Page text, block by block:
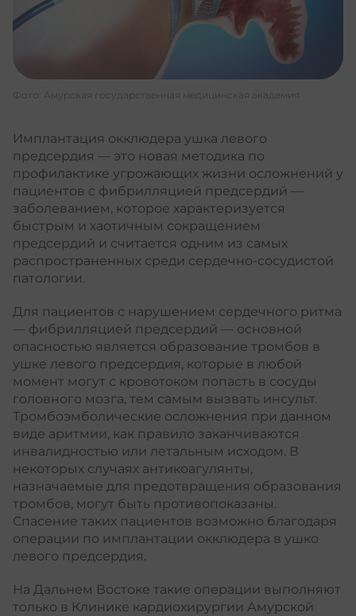
Фото: Амурская государственная медицинская академия
Имплантация окклюдера ушка левого
предсердия — это новая методика по
профилактике угрожающих жизни осложнений у
пациентов с фибрилляцией предсердий —
заболеванием, которое характеризуется
быстрым и хаотичным сокращением
предсердий и считается одним из самых
распространенных среди сердечно-сосудистой
патологии.
Для пациентов с нарушением сердечного ритма
— фибрилляцией предсердий — основной
опасностью является образование тромбов в
ушке левого предсердия, которые в любой
момент могут с кровотоком попасть в сосуды
головного мозга, тем самым вызвать инсульт.
Тромбоэмболические осложнения при данном
виде аритмии, как правило заканчиваются
инвалидностью или летальным исходом. В
некоторых случаях антикоагулянты,
назначаемые для предотвращения образования
тромбов, могут быть противопоказаны.
Спасение таких пациентов возможно благодаря
операции по имплантации окклюдера в ушко
левого предсердия.
На Дальнем Востоке такие операции выполняют
только в Клинике кардиохирургии Амурской